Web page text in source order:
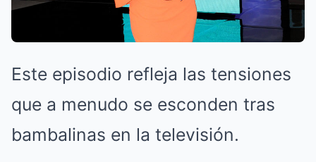
Este episodio refleja las tensiones
que a menudo se esconden tras
bambalinas en la televisión.